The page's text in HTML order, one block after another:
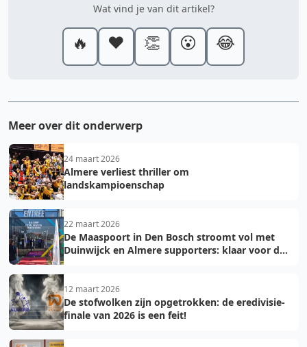
Wat vind je van dit artikel?
🔥 ❤️ 👏 😮 😂
Meer over dit onderwerp
24 maart 2026
Almere verliest thriller om
landskampioenschap
22 maart 2026
De Maaspoort in Den Bosch stroomt vol met
Duinwijck en Almere supporters: klaar voor de
12 maart 2026
De stofwolken zijn opgetrokken: de eredivisie-
finale van 2026 is een feit!